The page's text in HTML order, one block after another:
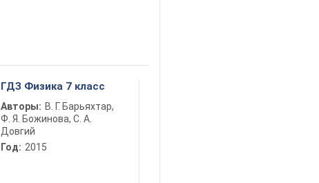
ГДЗ Физика 7 класс
Авторы: В. Г. Барьяхтар,
Ф. Я. Божинова, С. А.
Довгий
Год: 2015